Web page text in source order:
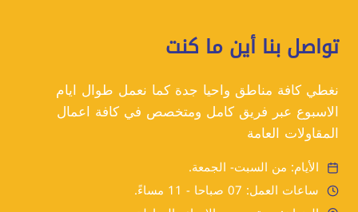
تواصل بنا أين ما كنت
نغطي كافة مناطق واحيا جدة كما نعمل طوال ايام
الاسبوع عبر فريق كامل ومتخصص في كافة اعمال
المقاولات العامة
الأيام: من السبت- الجمعة.
ساعات العمل: 07 صباحا - 11 مساءً.